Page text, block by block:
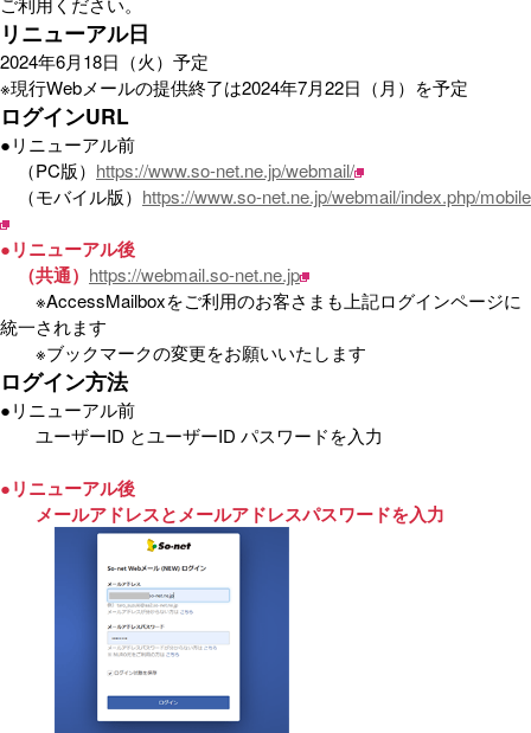
リニューアル日
2024年6月18日（火）予定
※現行Webメールの提供終了は2024年7月22日（月）を予定
ログインURL
●リニューアル前
（PC版） https://www.so-net.ne.jp/webmail/
（モバイル版） https://www.so-net.ne.jp/webmail/index.php/mobile
●リニューアル後
（共通） https://webmail.so-net.ne.jp
※AccessMailboxをご利用のお客さまも上記ログインページに
統一されます
※ブックマークの変更をお願いいたします
ログイン方法
●リニューアル前
ユーザーID とユーザーID パスワードを入力
●リニューアル後
メールアドレスとメールアドレスパスワードを入力